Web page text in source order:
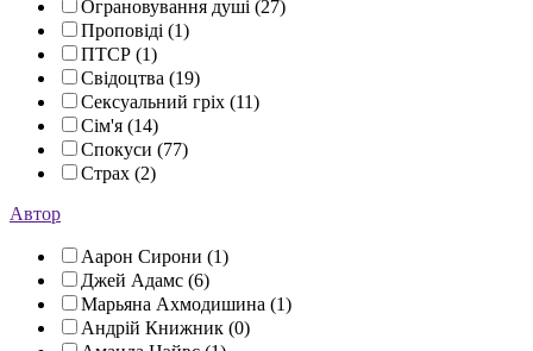
Ограновування душі (27)
Проповіді (1)
ПТСР (1)
Свідоцтва (19)
Сексуальний гріх (11)
Сім'я (14)
Спокуси (77)
Страх (2)
Автор
Аарон Сирони (1)
Джей Адамс (6)
Марьяна Ахмодишина (1)
Андрій Книжник (0)